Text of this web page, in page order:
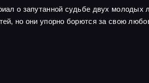
о запутанной судьбе двух
но они упорно борются за свою